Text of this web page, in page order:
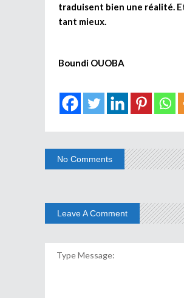
traduisent bien une réalité.
tant mieux.
Boundi OUOBA
No Comments
Leave A Comment